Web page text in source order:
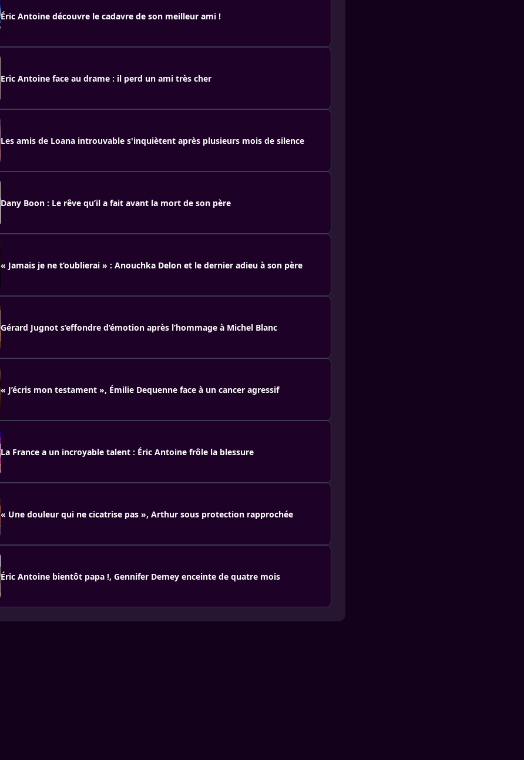
Éric Antoine découvre le cadavre de son meilleur ami !
Eric Antoine face au drame : il perd un ami très cher
Les amis de Loana introuvable s'inquiètent après plusieurs mois de silence
Dany Boon : Le rêve qu’il a fait avant la mort de son père
« Jamais je ne t’oublierai » : Anouchka Delon et le dernier adieu à son père
Gérard Jugnot s’effondre d’émotion après l’hommage à Michel Blanc
« J’écris mon testament », Émilie Dequenne face à un cancer agressif
La France a un incroyable talent : Éric Antoine frôle la blessure
« Une douleur qui ne cicatrise pas », Arthur sous protection rapprochée
Éric Antoine bientôt papa !, Gennifer Demey enceinte de quatre mois